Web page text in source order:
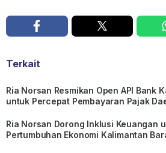
Terkait
Ria Norsan Resmikan Open API Bank
untuk Percepat Pembayaran Pajak
Ria Norsan Dorong Inklusi Keuangan
Pertumbuhan Ekonomi Kalimantan